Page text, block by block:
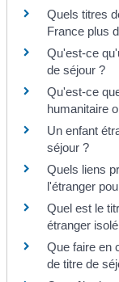
Quels titres
France plus
Qu'est-ce
de séjour ?
Qu'est-ce
humanitaire
Un enfant
séjour ?
Quels liens
l'étranger
Quel est le
étranger
Que faire en
de titre de